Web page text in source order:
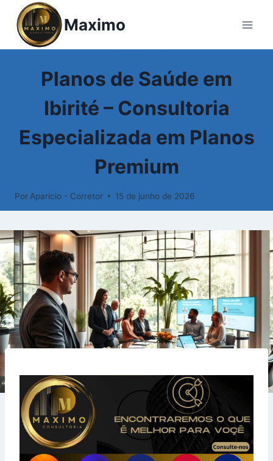
Maximo
Planos de Saúde em
Ibirité – Consultoria
Especializada em Planos
Premium
Por Aparicio - Corretor 15 de junho de 2026